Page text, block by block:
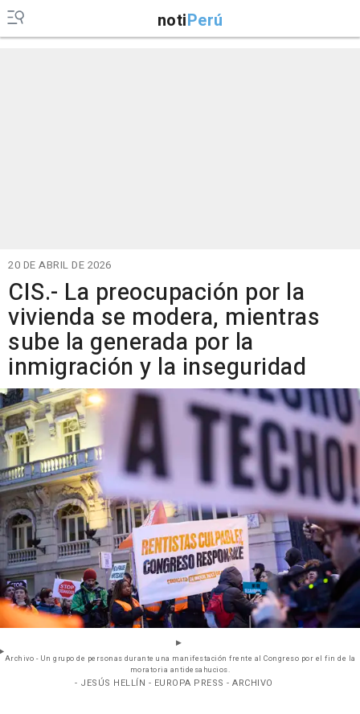
notiPerú
20 DE ABRIL DE 2026
CIS.- La preocupación por la
vivienda se modera, mientras
sube la generada por la
inmigración y la inseguridad
Archivo - Un grupo de personas durante una manifestación frente al Congreso por el fin de la
moratoria antidesahucios.
- JESÚS HELLÍN - EUROPA PRESS - ARCHIVO